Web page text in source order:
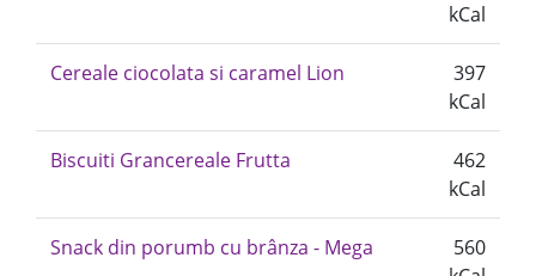
kCal
Cereale ciocolata si caramel Lion
397
kCal
Biscuiti Grancereale Frutta
462
kCal
Snack din porumb cu brânza - Mega
560